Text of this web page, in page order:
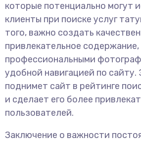
которые потенциально могут
клиенты при поиске услуг
того, важно создать
привлекательное
профессиональными
удобной навигацией по сайту.
поднимет сайт в рейтинге
и сделает его более
пользователей.
Заключение о важности